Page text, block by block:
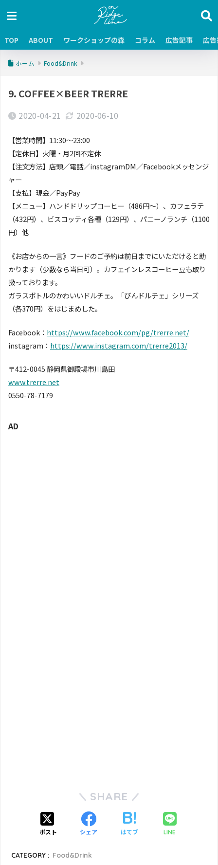
TOP ABOUT ワークショップの森 コラム 広告記事 広
ホーム Food&Drink
9. COFFEE×BEER TRERRE
2020-04-21 2020-06-10
【営業時間】11:30〜23:00
【定休日】火曜・月2回不定休
【注文方法】店頭／電話／instagramDM／Facebookメッセンジ
ャー
【支払】現金／PayPay
【メニュー】ハンドドリップコーヒー（486円〜）、カフェラテ
（432円）、ビスコッティ各種（129円）、パニーノランチ（1100
円）他
《お店からの一言》フードのご予約は前日までにいただけると助
かります（少数なら当日可）。カフェインレスコーヒー豆も取り
扱っております。
ガラスボトルのかわいいドルチェ。「びんドルチェ」シリーズ
（各370円）をはじまめした。
Facebook： https://www.facebook.com/pg/trerre.net/
instagram： https://www.instagram.com/trerre2013/
〒412-0045 静岡県御殿場市川島田
www.trerre.net
0550-78-7179
AD
SHARE
ポスト シェア はてブ LINE
CATEGORY : Food&Drink